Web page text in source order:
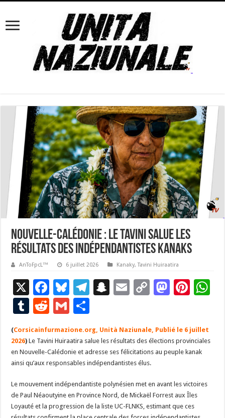
Nouvelle-Calédonie : le Tavini salue les
résultats des indépendantistes kanaks
AnToFpcL™ 6 juillet 2026 Kanaky,Tavini Huiraatira
X
F
ac
e
b
o
o
k
Bl
u
es
ky
T
gr
a
m
S
p
c
h
at
E
l
C
y
Li
n
k
M
d
o
Pi
es
t
T
u
m
bl
r
R
d
di
t
G
ai
l
ta
g
er
(Corsicainfurmazione.org, Unità Naziunale, Publié le 6 juillet
2026) Le Tavini Huiraatira salue les résultats des élections provinciales
en Nouvelle-Calédonie et adresse ses félicitations au peuple kanak
ainsi qu’aux responsables indépendantistes élus.
Le mouvement indépendantiste polynésien met en avant les victoires
de Paul Néaoutyine en Province Nord, de Mickaël Forrest aux Îles
Loyauté et la progression de la liste UC-FLNKS, estimant que ces